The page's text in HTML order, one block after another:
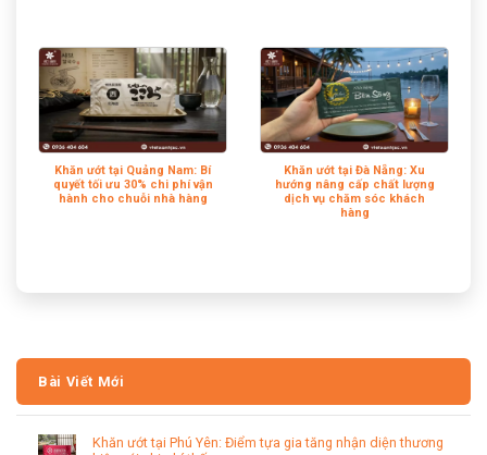
Khăn ướt tại Quảng Nam: Bí
quyết tối ưu 30% chi phí vận
hành cho chuỗi nhà hàng
Khăn ướt tại Đà Nẵng: Xu
hướng nâng cấp chất lượng
dịch vụ chăm sóc khách
hàng
Bài Viết Mới
Khăn ướt tại Phú Yên: Điểm tựa gia tăng nhận diện thương